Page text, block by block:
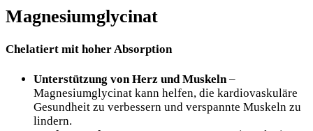
Magnesiumglycinat
Chelatiert mit hoher Absorption
Unterstützung von Herz und Muskeln –
Magnesiumglycinat kann helfen, die kardiovaskuläre
Gesundheit zu verbessern und verspannte Muskeln zu
lindern.